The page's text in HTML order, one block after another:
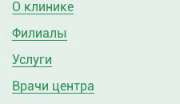
О клинике
Филиалы
Услуги
Врачи центра